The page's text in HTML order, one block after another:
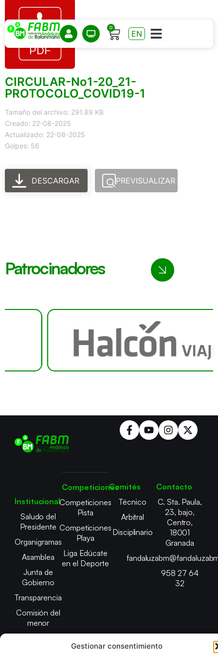
Gestionar consentimiento
0
EN
CIRCULAR-No1-20_21-
PROTOCOLO_COVID19-1
Tamaño del archivo: 291.89 KB
Creado: 22-08-2025
Actualizado: 22-08-2025
Golpes: 56
DESCARGAR PREVISUALIZAR
Patrocinadores
Institucional
Saludo del
Presidente
Organigramas
Asamblea
Junta de
Gobierno
Transparencia
Comisión del
menor
Competiciones
Competiciones
Pista
Competiciones
Playa
Liga Edúcate
en el Deporte
Comités
Técnico
Arbitral
Disciplinario
Contacto
C. Sta. Paula,
23, bajo,
Centro,
18001
Granada
958 27 64
32